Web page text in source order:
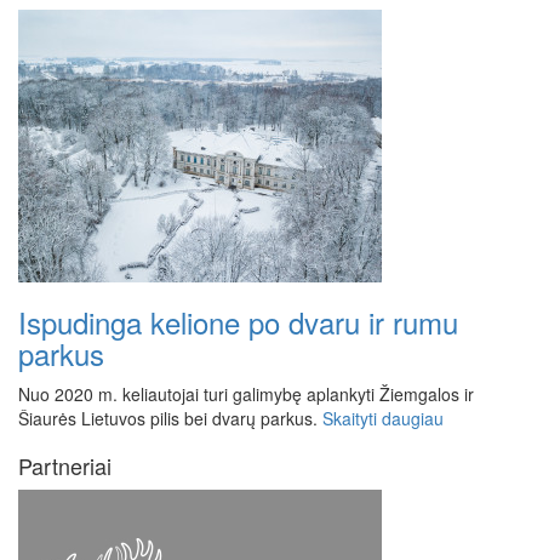
Ispudinga kelione po dvaru ir rumu
parkus
Nuo 2020 m. keliautojai turi galimybę aplankyti Žiemgalos ir
Šiaurės Lietuvos pilis bei dvarų parkus. Skaityti daugiau
Partneriai